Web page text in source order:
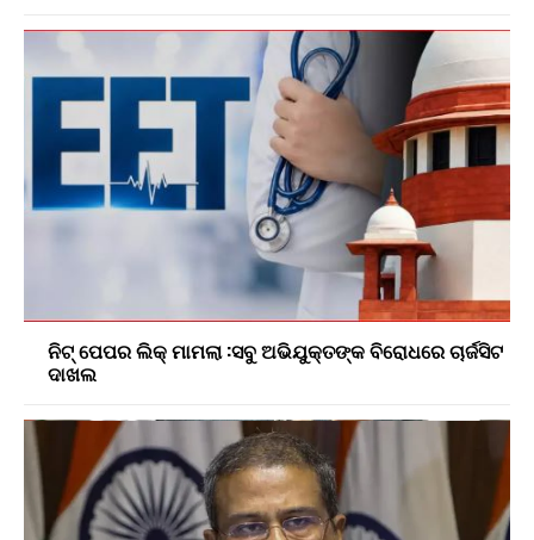
ନିଟ୍ ପେପର ଲିକ୍ ମାମଲା :ସବୁ ଅଭିଯୁକ୍ତଙ୍କ ବିରୋଧରେ ଚାର୍ଜସିଟ
ଦାଖଲ